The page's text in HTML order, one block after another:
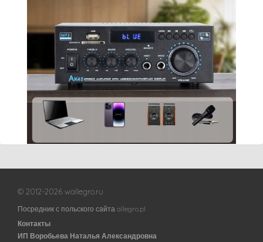
© 2012-2026 wallegro.ru
Посредник с польского сайта allegro.pl
Контакты
ИП Воробьева Наталья Александровна